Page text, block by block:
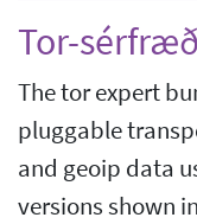
Tor-
The tor expert
pluggable
and geoip data
versions shown